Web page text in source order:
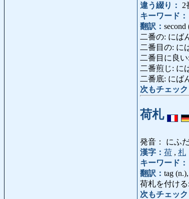
違う綴り：
2
キーワード：
翻訳： second
二番の: にば
二番目の: に
二番目に良い
二番煎じ: に
二番底: にば
次もチェック
荷札
発音： にふ
漢字： 荷 , 札
キーワード：
翻訳： tag
荷札を付ける
次もチェック